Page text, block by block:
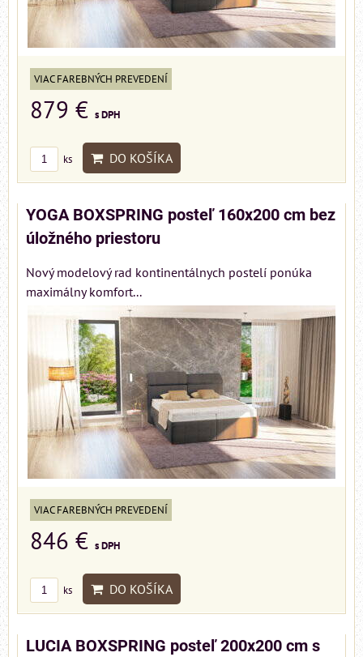
VIAC FAREBNÝCH PREVEDENÍ
879 € s DPH
ks DO KOŠÍKA
YOGA BOXSPRING posteľ 160x200 cm bez
úložného priestoru
Nový modelový rad kontinentálnych postelí ponúka
maximálny komfort...
VIAC FAREBNÝCH PREVEDENÍ
846 € s DPH
ks DO KOŠÍKA
LUCIA BOXSPRING posteľ 200x200 cm s